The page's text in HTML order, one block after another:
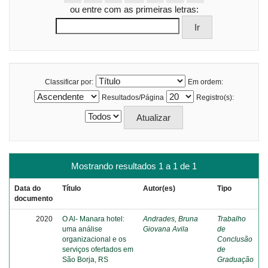
ou entre com as primeiras letras:
Classificar por:
Em ordem:
Resultados/Página
Registro(s):
Mostrando resultados 1 a 1 de 1
Data do
documento
Título Autor(es) Tipo
2020
O Al- Manara hotel:
uma análise
organizacional e os
serviços ofertados em
São Borja, RS
Andrades, Bruna
Giovana Avila
Trabalho
de
Conclusão
de
Graduação